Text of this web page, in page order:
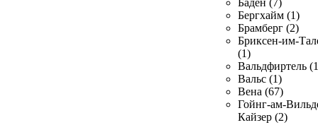
Баден (7)
Бергхайм (1)
Брамберг (2)
Бриксен-им-
(1)
Вальдфиртель
Вальс (1)
Вена (67)
Гойнг-ам-
Кайзер (2)